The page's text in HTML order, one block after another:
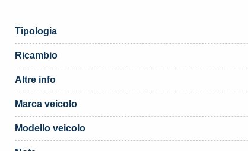
Tipologia
Ricambio
Altre info
Marca veicolo
Modello veicolo